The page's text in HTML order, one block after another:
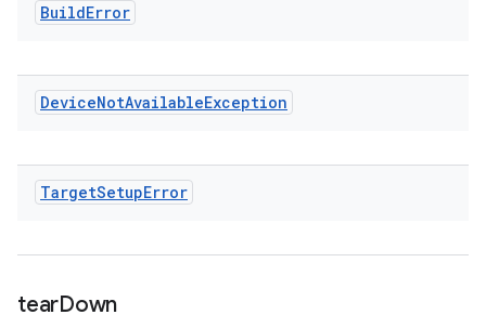
BuildError
DeviceNotAvailableException
TargetSetupError
tearDown